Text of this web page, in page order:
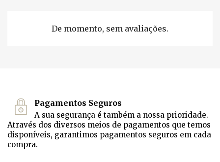
De momento, sem avaliações.
Pagamentos Seguros
A sua segurança é também a nossa prioridade.
Através dos diversos meios de pagamentos que temos
disponíveis, garantimos pagamentos seguros em cada
compra.